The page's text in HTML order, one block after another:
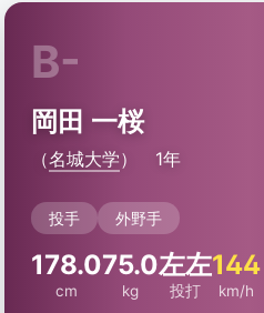
B-
岡田 一桜
（名城大学） 1年
投手 外野手
178.0
cm
75.0
kg
左左
投打
144
km/h